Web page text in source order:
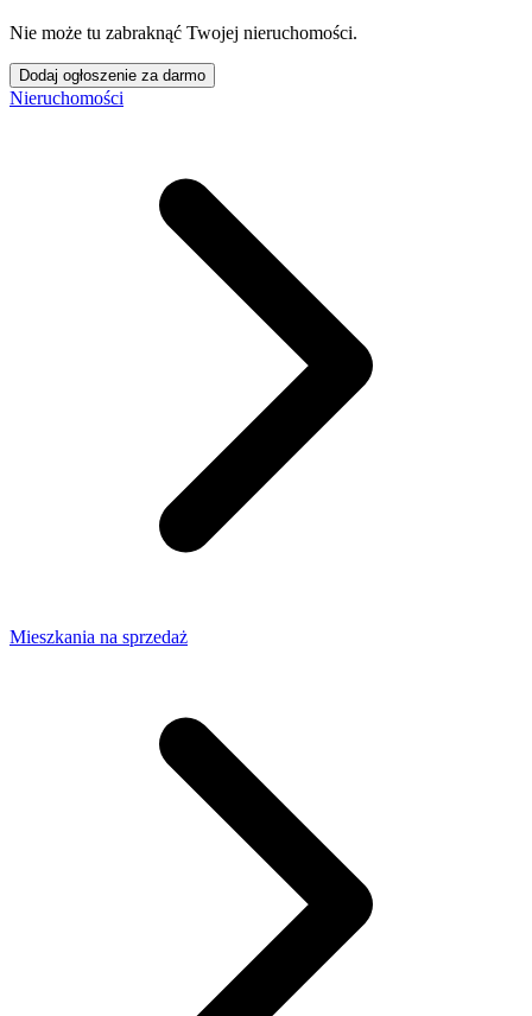
Nie może tu zabraknąć Twojej nieruchomości.
Dodaj ogłoszenie za darmo
Nieruchomości
Mieszkania na sprzedaż